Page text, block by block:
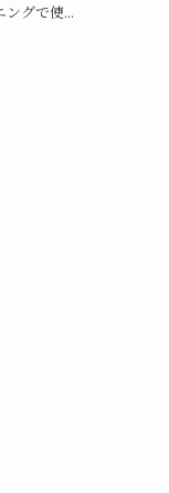
ングで使...